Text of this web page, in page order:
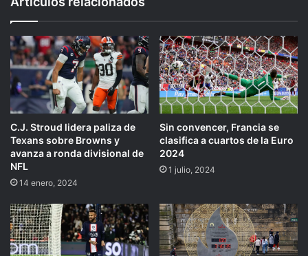
C.J. Stroud lidera paliza de
Texans sobre Browns y
avanza a ronda divisional de
NFL
14 enero, 2024
Sin convencer, Francia se
clasifica a cuartos de la Euro
2024
1 julio, 2024